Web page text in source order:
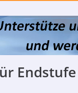
Endstufe